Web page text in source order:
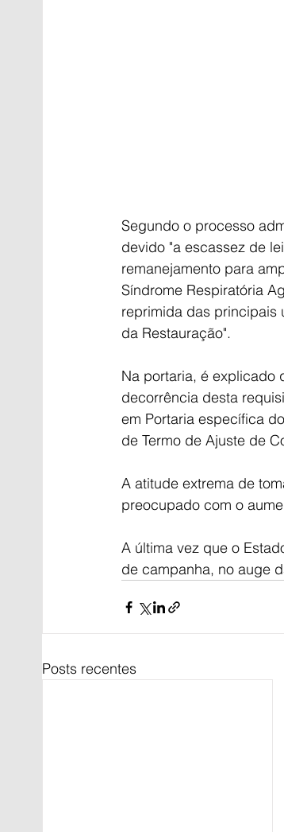
Segundo o processo
devido "a escassez de
remanejamento para
Síndrome Respiratória
reprimida das principais
da Restauração".
Na portaria, é explicado
decorrência desta
em Portaria específica
de Termo de Ajuste de
A atitude extrema de
preocupado com o
A última vez que o
de campanha, no auge
Posts recentes